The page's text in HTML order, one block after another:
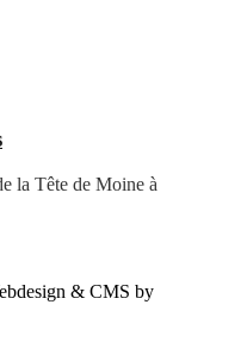
la Tête de Moine à
& CMS by